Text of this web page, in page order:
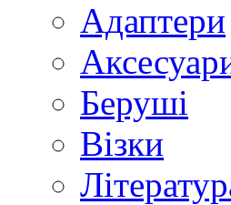
Адаптери
Беруші
Візки